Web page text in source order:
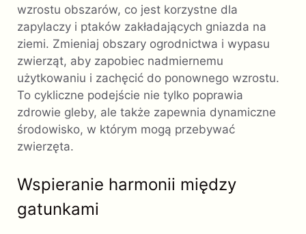
wzrostu obszarów, co jest korzystne dla
zapylaczy i ptaków zakładających gniazda na
ziemi. Zmieniaj obszary ogrodnictwa i wypasu
zwierząt, aby zapobiec nadmiernemu
użytkowaniu i zachęcić do ponownego wzrostu.
To cykliczne podejście nie tylko poprawia
zdrowie gleby, ale także zapewnia dynamiczne
środowisko, w którym mogą przebywać
zwierzęta.
Wspieranie harmonii między
gatunkami